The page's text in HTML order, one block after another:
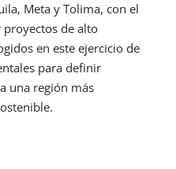
Meta y Tolima, con el
de alto
en este ejercicio de
para definir
una región más